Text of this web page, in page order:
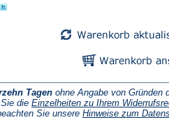
Tagen ohne Angabe von Gründen
die Einzelheiten zu Ihrem
Sie unsere Hinweise zum